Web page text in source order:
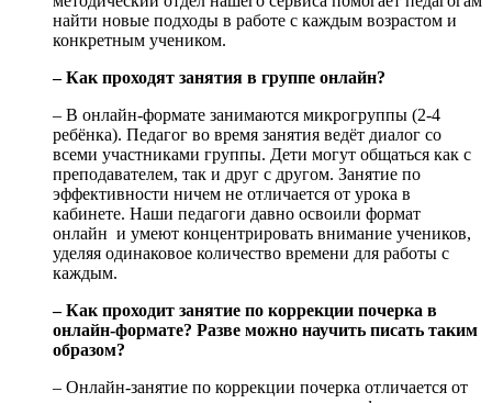
найти новые подходы в работе с каждым возрастом и
конкретным учеником.
– Как проходят занятия в группе онлайн?
– В онлайн-формате занимаются микрогруппы (2-4
ребёнка). Педагог во время занятия ведёт диалог со
всеми участниками группы. Дети могут общаться как с
преподавателем, так и друг с другом. Занятие по
эффективности ничем не отличается от урока в
кабинете. Наши педагоги давно освоили формат
онлайн и умеют концентрировать внимание учеников,
уделяя одинаковое количество времени для работы с
каждым.
– Как проходит занятие по коррекции почерка в
онлайн-формате? Разве можно научить писать таким
образом?
– Онлайн-занятие по коррекции почерка отличается от